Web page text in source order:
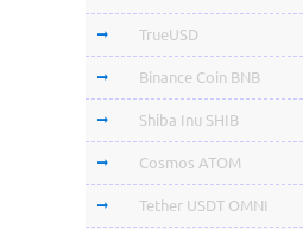
TrueUSD
Binance Coin BNB
Shiba Inu SHIB
Cosmos ATOM
Tether USDT OMNI